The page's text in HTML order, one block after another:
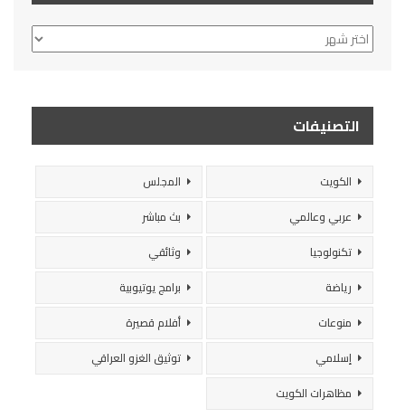
الأرشيف
التصنيفات
الكويت
المجلس
عربي وعالمي
بث مباشر
تكنولوجيا
وثائقي
رياضة
برامج يوتيوبية
منوعات
أفلام قصيرة
إسلامي
توثيق الغزو العراقي
مظاهرات الكويت